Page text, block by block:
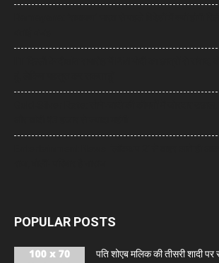
POPULAR POSTS
पति शोएब मलिक की तीसरी शादी पर